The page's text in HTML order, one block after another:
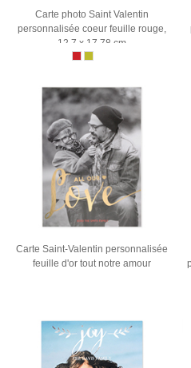
Carte photo Saint Valentin
personnalisée coeur feuille rouge,
12,7 x 17,78 cm
Carte Saint-Valentin personnalisée
feuille d'or tout notre amour